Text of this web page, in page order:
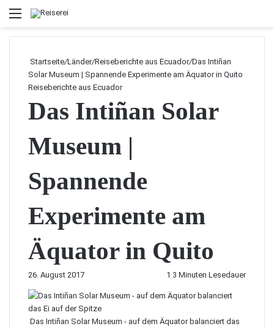
Menü
Startseite/Länder/Reiseberichte aus Ecuador/Das Intiñan
Solar Museum | Spannende Experimente am Äquator in Quito
Reiseberichte aus Ecuador
Das Intiñan Solar
Museum |
Spannende
Experimente am
Äquator in Quito
26. August 2017 1 3 Minuten Lesedauer
Das Intiñan Solar Museum - auf dem Äquator balanciert das